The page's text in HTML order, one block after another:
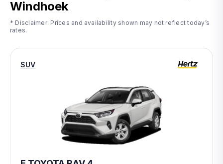
Windhoek
* Disclaimer: Prices and availability shown may not reflect today’s
rates.
SUV